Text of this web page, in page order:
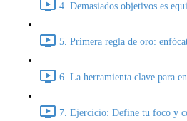
4. Demasiados objetivos es
5. Primera regla de oro:
6. La herramienta clave para
7. Ejercicio: Define tu foco y